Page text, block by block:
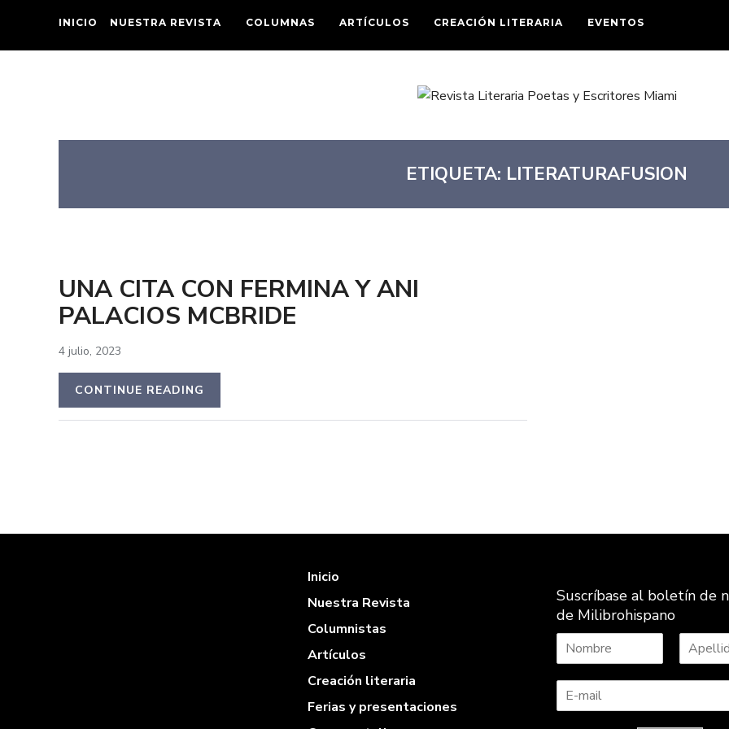
INICIO NUESTRA REVISTA COLUMNAS ARTÍCULOS CREACIÓN LITERARIA EVENTOS
ETIQUETA: LITERATURAFUSION
UNA CITA CON FERMINA Y ANI
PALACIOS MCBRIDE
4 julio, 2023
CONTINUE READING
Inicio
Nuestra Revista
Columnistas
Artículos
Creación literaria
Ferias y presentaciones
Suscríbase al boletín de
de Milibrohispano
o
b
p
l